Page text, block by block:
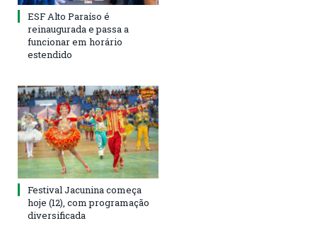
ESF Alto Paraíso é
reinaugurada e passa a
funcionar em horário
estendido
Festival Jacunina começa
hoje (12), com programação
diversificada